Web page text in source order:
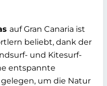
auf Gran Canaria ist
beliebt, dank der
und Kitesurf-
entspannte
um die Natur